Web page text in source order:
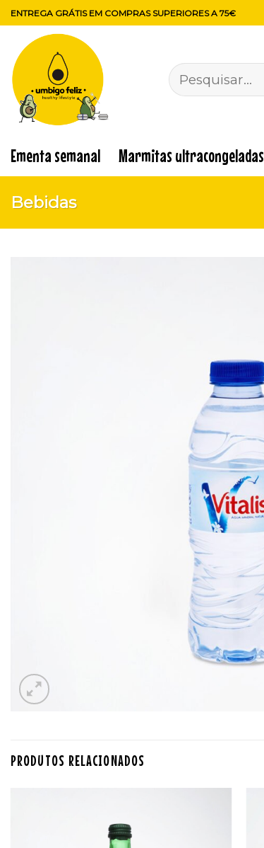
Skip
to
content
ENTREGA GRÁTIS EM COMPRAS SUPERIORES A 75€
Pesquisar
por:
Ementa semanal Marmitas ultracongeladas
Bebidas
PRODUTOS RELACIONADOS